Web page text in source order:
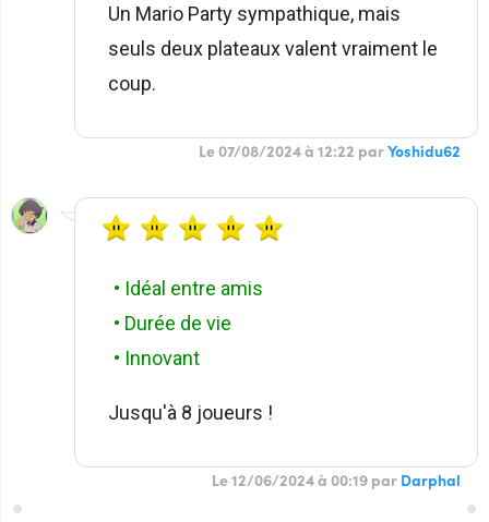
Un Mario Party sympathique, mais
seuls deux plateaux valent vraiment le
coup.
Le 07/08/2024 à 12:22 parYoshidu62
• Idéal entre amis
• Durée de vie
• Innovant
Jusqu'à 8 joueurs !
Le 12/06/2024 à 00:19 par Darphal